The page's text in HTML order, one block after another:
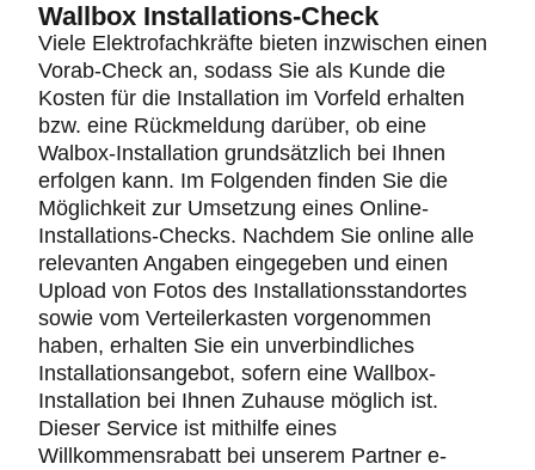
Wallbox Installations-Check
Viele Elektrofachkräfte bieten inzwischen einen
Vorab-Check an, sodass Sie als Kunde die
Kosten für die Installation im Vorfeld erhalten
bzw. eine Rückmeldung darüber, ob eine
Walbox-Installation grundsätzlich bei Ihnen
erfolgen kann. Im Folgenden finden Sie die
Möglichkeit zur Umsetzung eines Online-
Installations-Checks. Nachdem Sie online alle
relevanten Angaben eingegeben und einen
Upload von Fotos des Installationsstandortes
sowie vom Verteilerkasten vorgenommen
haben, erhalten Sie ein unverbindliches
Installationsangebot, sofern eine Wallbox-
Installation bei Ihnen Zuhause möglich ist.
Dieser Service ist mithilfe eines
Willkommensrabatt bei unserem Partner e-